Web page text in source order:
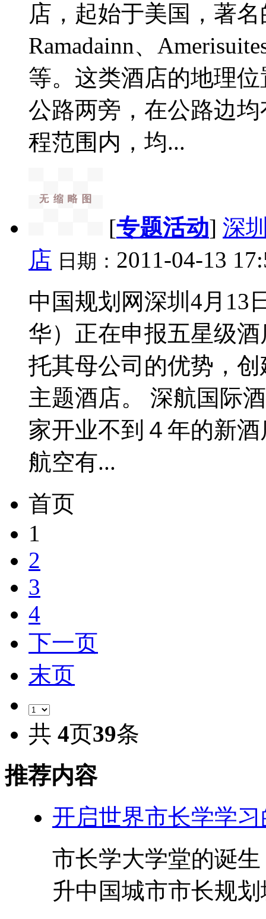
店，起始于美国，著
Ramadainn、
等。这类酒店的地理
公路两旁，在公路边
程范围内，均...
[专题活动] 深
店 日期： 2011-04-13
中国规划网深圳4月13
华）正在申报五星级
托其母公司的优势，
主题酒店。 深航国际
家开业不到４年的新
航空有...
首页
1
2
3
4
下一页
末页
共 4页39条
推荐内容
开启世界市长学学
市长学大学堂的诞
升中国城市市长规